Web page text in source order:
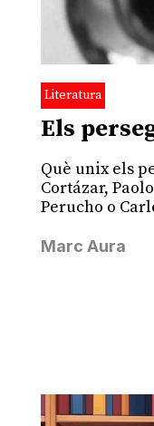
Literatura
Els
Què unix els
Cortázar,
Perucho o
Marc Aura